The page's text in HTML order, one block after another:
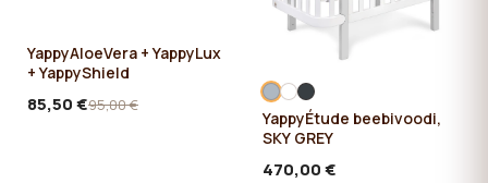
YappyAloeVera + YappyLux
+ YappyShield
85,50 €95,00 €
YappyÉtude beebivoodi,
SKY GREY
470,00 €